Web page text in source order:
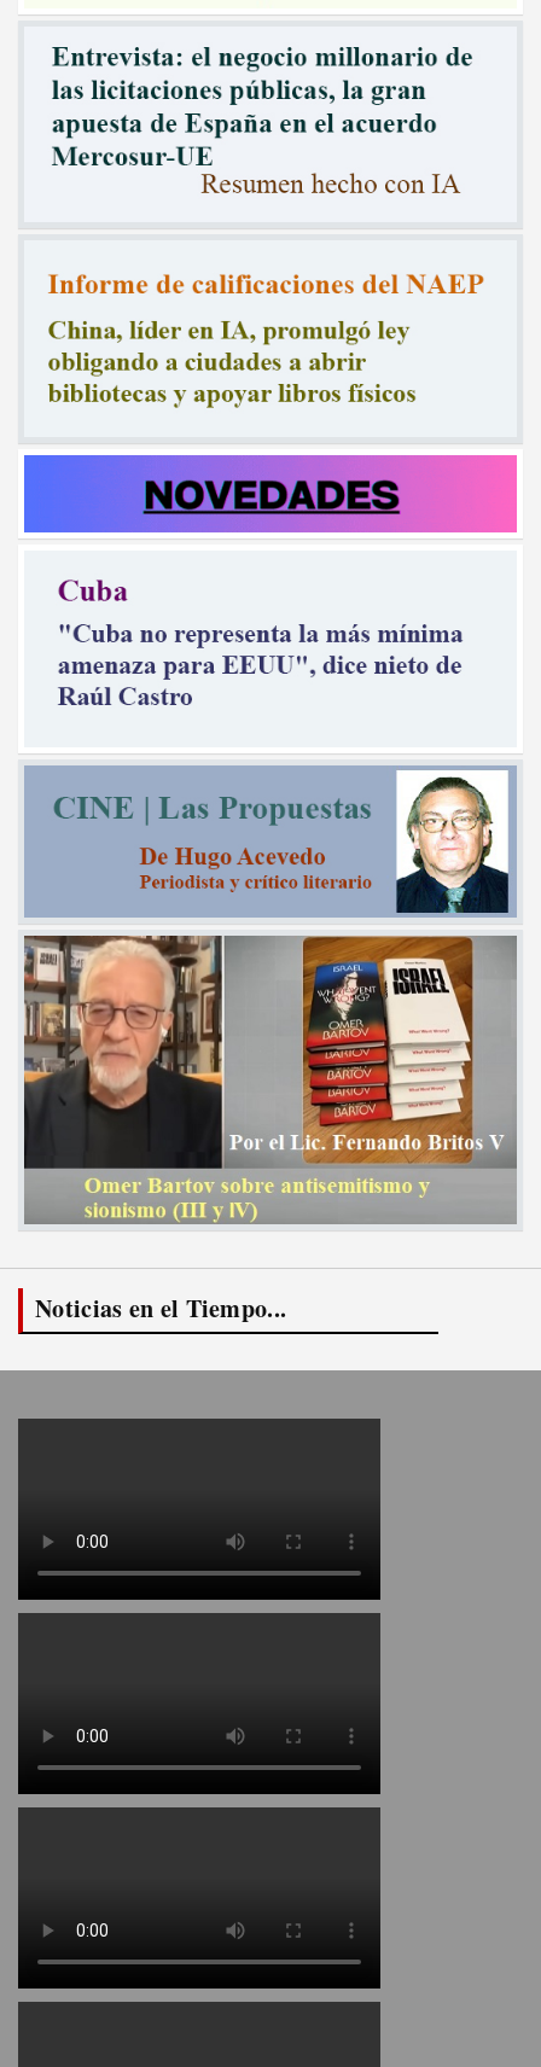
Noticias en el Tiempo...